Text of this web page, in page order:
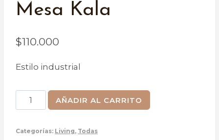
Mesa Kala
$110.000
Estilo industrial
Mesa
Kala
AÑADIR AL CARRITO
Categorías: Living, Todas